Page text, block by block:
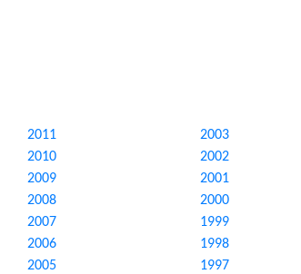
2011
2010
2009
2008
2007
2006
2005
2003
2002
2001
2000
1999
1998
1997